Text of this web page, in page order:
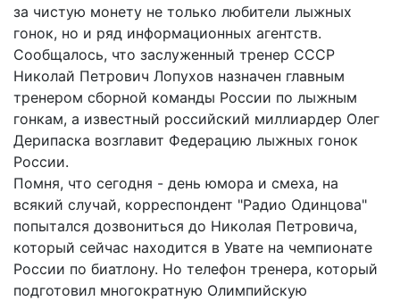
за чистую монету не только любители лыжных
гонок, но и ряд информационных агентств.
Сообщалось, что заслуженный тренер СССР
Николай Петрович Лопухов назначен главным
тренером сборной команды России по лыжным
гонкам, а известный российский миллиардер Олег
Дерипаска возглавит Федерацию лыжных гонок
России.
Помня, что сегодня - день юмора и смеха, на
всякий случай, корреспондент "Радио Одинцова"
попытался дозвониться до Николая Петровича,
который сейчас находится в Увате на чемпионате
России по биатлону. Но телефон тренера, который
подготовил многократную Олимпийскую